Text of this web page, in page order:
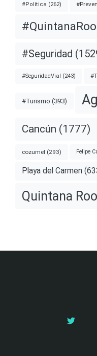
#Política (262)
#QuintanaRoo
#Seguridad
#SeguridadVial (243)
#Turismo (393)
Cancún (1777)
cozumel (293) Felipe
Playa del Carmen
Quintana Roo